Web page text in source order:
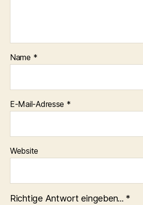
Name *
E-Mail-Adresse *
Website
Richtige Antwort eingeben... *